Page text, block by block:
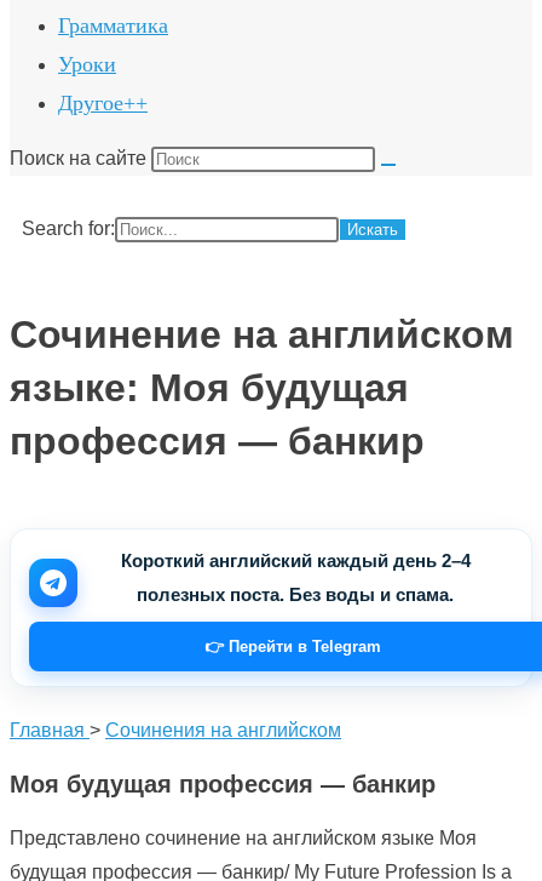
Грамматика
Уроки
Другое++
Поиск на сайте
Search for:
Сочинение на английском
языке: Моя будущая
профессия — банкир
Короткий английский каждый день 2–4
полезных поста. Без воды и спама.
👉 Перейти в Telegram
Главная > Сочинения на английском
Моя будущая профессия — банкир
Представлено сочинение на английском языке Моя
будущая профессия — банкир/ My Future Profession Is a